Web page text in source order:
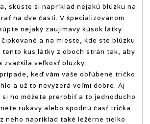
skúste si napríklad nejakú blúzku na
na dve časti. V špecializovanom
nejaký zaujímavý kúsok látky
a na mieste, kde ste blúzku
kus látky z oboch strán tak, aby
zväčšila veľkosť blúzky.
keď vám vaše obľúbené tričko
a už to nevyzerá veľmi dobre. Aj
ho môžete prerobiť a to jednoducho
rukávy alebo spodnú časť trička
neho napríklad také ležérne tielko